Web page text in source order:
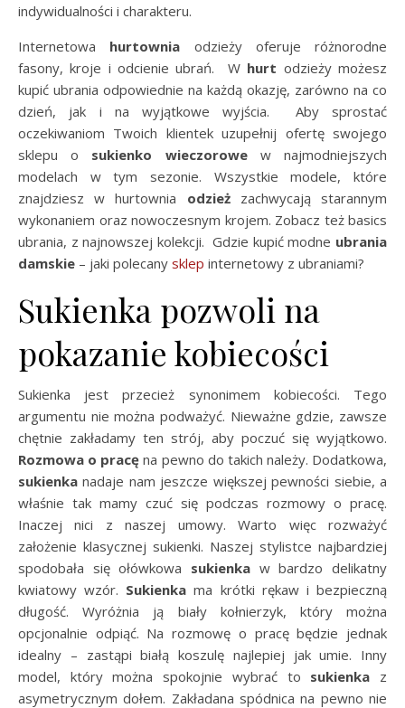
indywidualności i charakteru.
Internetowa hurtownia odzieży oferuje różnorodne
fasony, kroje i odcienie ubrań. W hurt odzieży możesz
kupić ubrania odpowiednie na każdą okazję, zarówno na co
dzień, jak i na wyjątkowe wyjścia. Aby sprostać
oczekiwaniom Twoich klientek uzupełnij ofertę swojego
sklepu o sukienko wieczorowew najmodniejszych
modelach w tym sezonie. Wszystkie modele, które
znajdziesz w hurtownia odzieżzachwycają starannym
wykonaniem oraz nowoczesnym krojem. Zobacz też basics
ubrania, z najnowszej kolekcji. Gdzie kupić modne ubrania
damskie – jaki polecany sklep internetowy z ubraniami?
Sukienka pozwoli na
pokazanie kobiecości
Sukienka jest przecież synonimem kobiecości. Tego
argumentu nie można podważyć. Nieważne gdzie, zawsze
chętnie zakładamy ten strój, aby poczuć się wyjątkowo.
Rozmowa o pracę na pewno do takich należy. Dodatkowa,
sukienka nadaje nam jeszcze większej pewności siebie, a
właśnie tak mamy czuć się podczas rozmowy o pracę.
Inaczej nici z naszej umowy. Warto więc rozważyć
założenie klasycznej sukienki. Naszej stylistce najbardziej
spodobała się ołówkowa sukienka w bardzo delikatny
kwiatowy wzór. Sukienka ma krótki rękaw i bezpieczną
długość. Wyróżnia ją biały kołnierzyk, który można
opcjonalnie odpiąć. Na rozmowę o pracę będzie jednak
idealny – zastąpi białą koszulę najlepiej jak umie. Inny
model, który można spokojnie wybrać to sukienka z
asymetrycznym dołem. Zakładana spódnica na pewno nie